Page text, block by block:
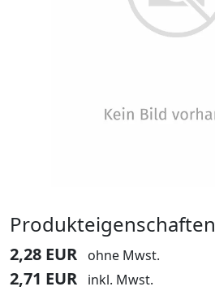
Produkteigenschaften
2,28 EUR ohne Mwst.
2,71 EUR inkl. Mwst.